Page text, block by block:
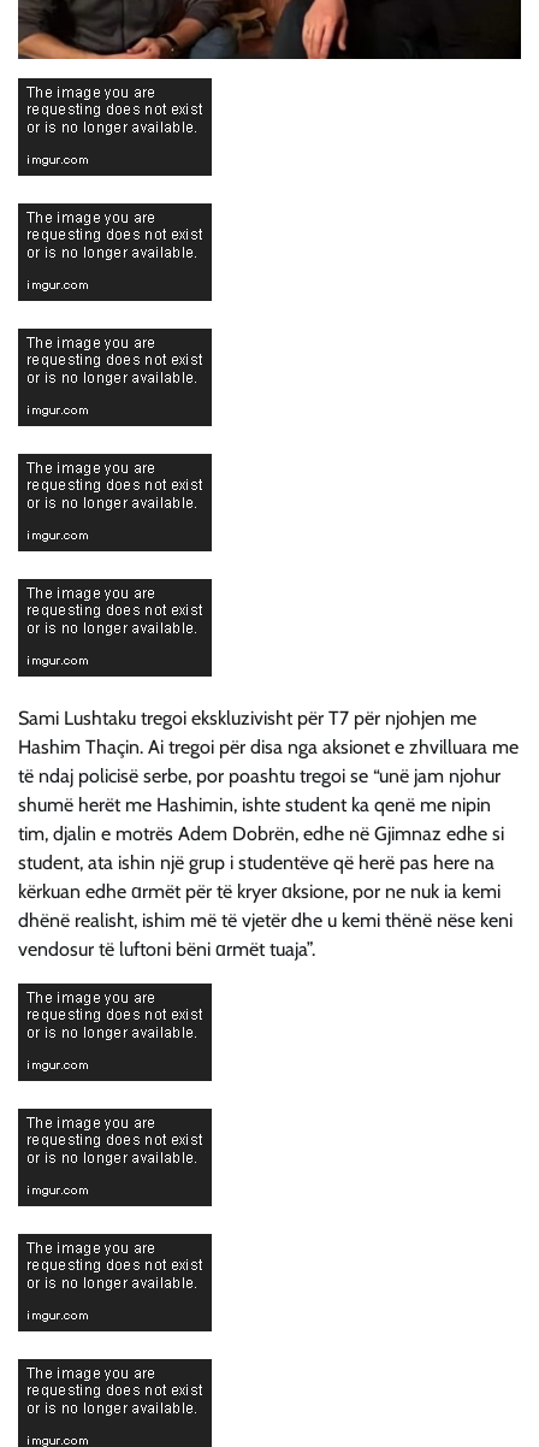
Sami Lushtaku tregoi ekskluzivisht për T7 për njohjen me
Hashim Thaçin. Ai tregoi për disa nga aksionet e zhvilluara me
të ndaj policisë serbe, por poashtu tregoi se “unë jam njohur
shumë herët me Hashimin, ishte student ka qenë me nipin
tim, djalin e motrës Adem Dobrën, edhe në Gjimnaz edhe si
student, ata ishin një grup i studentëve që herë pas here na
kërkuan edhe ɑrmët për të kryer ɑksione, por ne nuk ia kemi
dhënë realisht, ishim më të vjetër dhe u kemi thënë nëse keni
vendosur të luftoni bëni ɑrmët tuaja”.